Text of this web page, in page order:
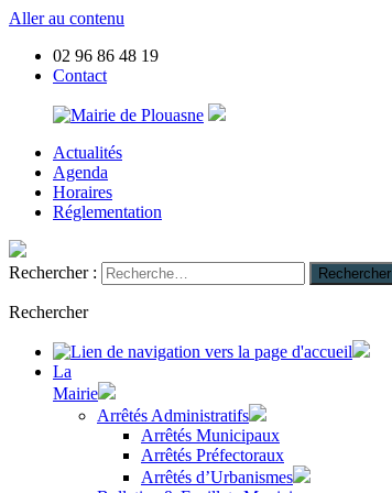
Aller au contenu
02 96 86 48 19
Contact
Mairie
Plouasne
officiel
commune
de
Actualités
Agenda
Horaires
Réglementation
Rechercher : Rechercher
Rechercher
La
Mairie
Arrêtés Administratifs
Arrêtés Municipaux
Arrêtés Préfectoraux
Arrêtés d’Urbanismes